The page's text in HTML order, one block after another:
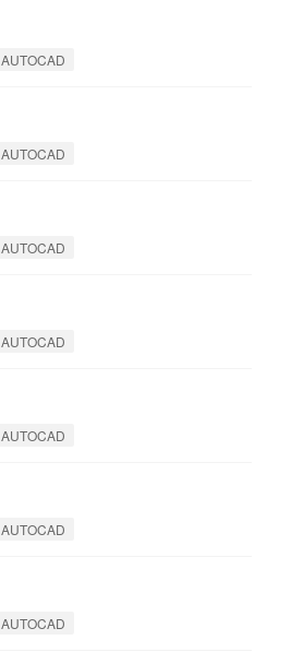
AUTOCAD
AUTOCAD
AUTOCAD
AUTOCAD
AUTOCAD
AUTOCAD
AUTOCAD